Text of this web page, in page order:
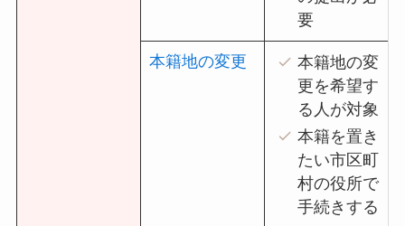
要
本籍地の変更
本籍地の変
更を希望す
る人が対象
本籍を置き
たい市区町
村の役所で
手続きする